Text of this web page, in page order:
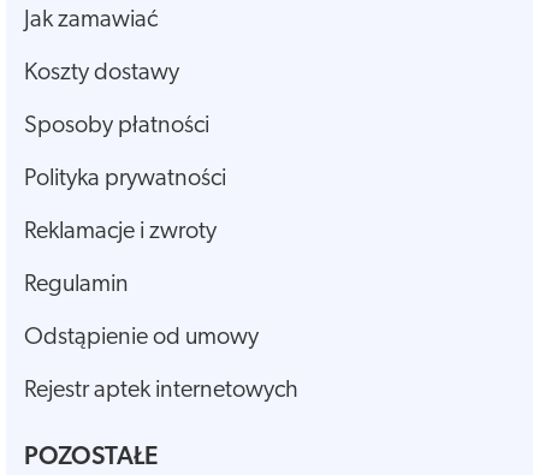
Jak zamawiać
Koszty dostawy
Sposoby płatności
Polityka prywatności
Reklamacje i zwroty
Regulamin
Odstąpienie od umowy
Rejestr aptek internetowych
POZOSTAŁE